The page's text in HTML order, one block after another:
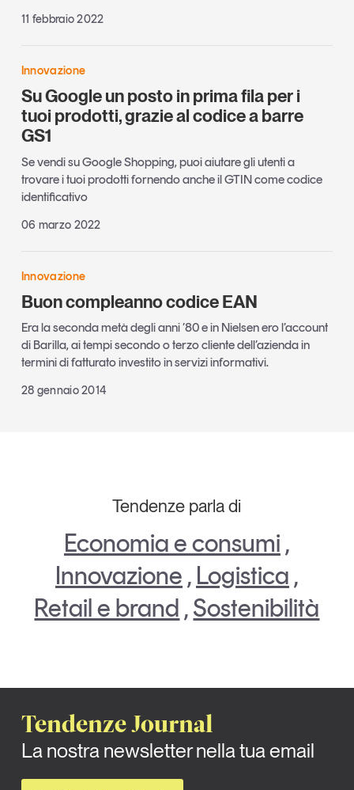
11 febbraio 2022
Innovazione
Su Google un posto in prima fila per i
tuoi prodotti, grazie al codice a barre
GS1
Se vendi su Google Shopping, puoi aiutare gli utenti a
trovare i tuoi prodotti fornendo anche il GTIN come codice
identificativo
06 marzo 2022
Innovazione
Buon compleanno codice EAN
Era la seconda metà degli anni ’80 e in Nielsen ero l’account
di Barilla, ai tempi secondo o terzo cliente dell’azienda in
termini di fatturato investito in servizi informativi.
28 gennaio 2014
Tendenze parla di
Economia e consumi ,
Innovazione , Logistica ,
Retail e brand ,Sostenibilità
Tendenze Journal
La nostra newsletter nella tua email